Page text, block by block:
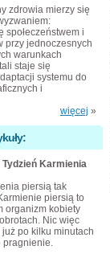
zdrowia mierzy się
społeczeństwem i
przy jednoczesnych
warunkach
staje się
systemu do
i
więcej »
Karmienia
piersią tak
piersią to
organizm kobiety
Nic więc
po kilku minutach
pragnienie.